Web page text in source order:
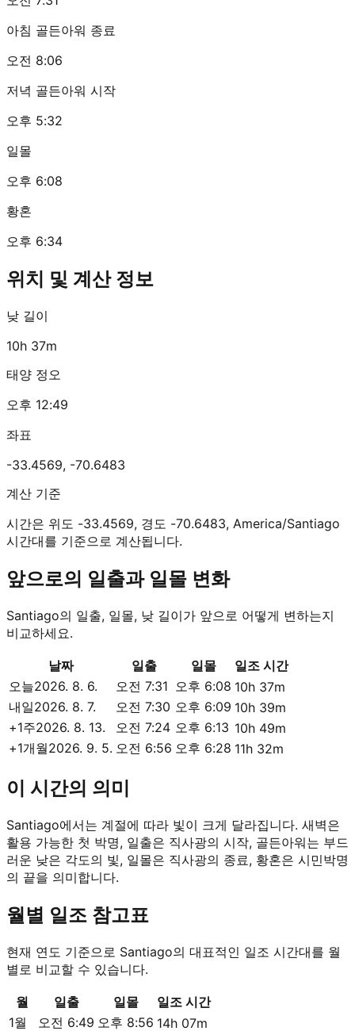
아침 골든아워 종료
오전 8:06
저녁 골든아워 시작
오후 5:32
일몰
오후 6:08
황혼
오후 6:34
위치 및 계산 정보
낮 길이
10h 37m
태양 정오
오후 12:49
좌표
-33.4569, -70.6483
계산 기준
시간은 위도 -33.4569, 경도 -70.6483, America/Santiago
시간대를 기준으로 계산됩니다.
앞으로의 일출과 일몰 변화
Santiago의 일출, 일몰, 낮 길이가 앞으로 어떻게 변하는지
비교하세요.
날짜 일출 일몰
일조 시간
오늘2026. 8. 6. 오전 7:31 오후 6:08 10h 37m
내일2026. 8. 7. 오전 7:30 오후 6:09 10h 39m
+1주2026. 8. 13. 오전 7:24 오후 6:13 10h 49m
+1개월2026. 9. 5. 오전 6:56 오후 6:28 11h 32m
이 시간의 의미
Santiago에서는 계절에 따라 빛이 크게 달라집니다. 새벽은
활용 가능한 첫 박명, 일출은 직사광의 시작, 골든아워는 부드
러운 낮은 각도의 빛, 일몰은 직사광의 종료, 황혼은 시민박명
의 끝을 의미합니다.
월별 일조 참고표
현재 연도 기준으로 Santiago의 대표적인 일조 시간대를 월
별로 비교할 수 있습니다.
월 일출 일몰
일조 시간
1월
오전 6:49 오후 8:56 14h 07m